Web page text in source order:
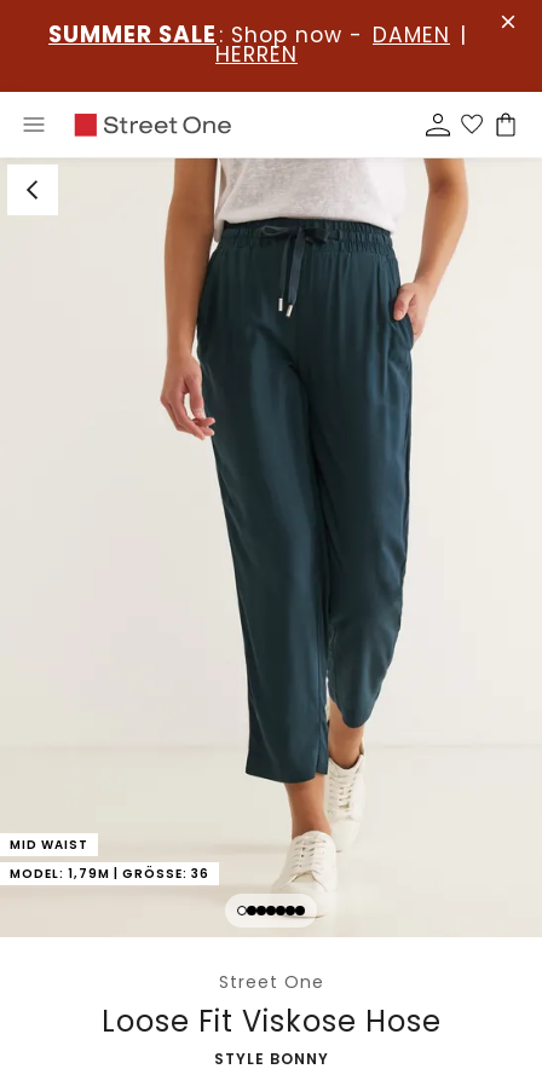
SUMMER SALE : Shop now - DAMEN |
HERREN
MID WAIST
MODEL: 1,79M | GRÖSSE: 36
Street One
Loose Fit Viskose Hose
-
STYLE BONNY